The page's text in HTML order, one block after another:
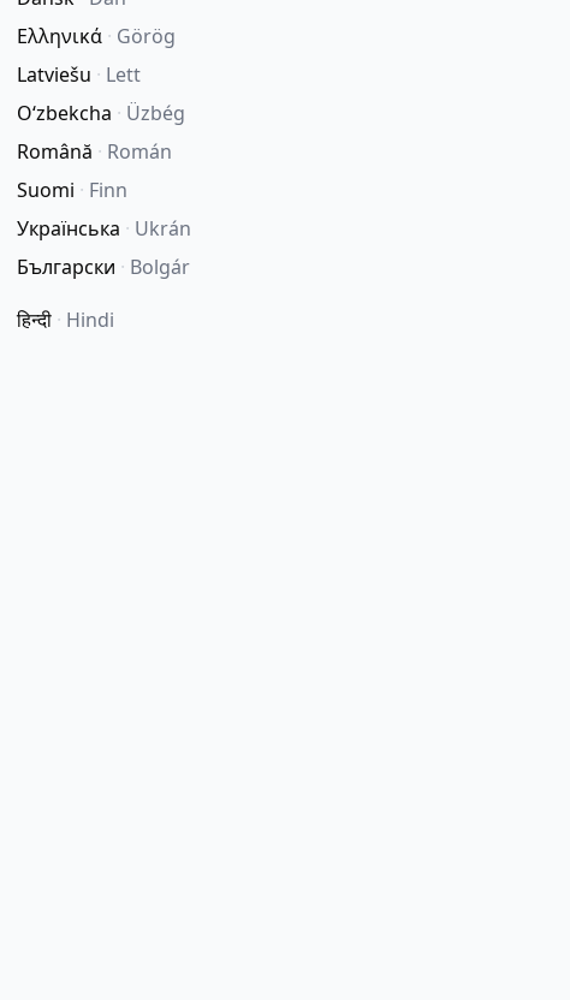
Ελληνικά · Görög
Latviešu · Lett
Oʻzbekcha · Üzbég
Română · Román
Suomi · Finn
Українська · Ukrán
Български · Bolgár
हिन्दी · Hindi